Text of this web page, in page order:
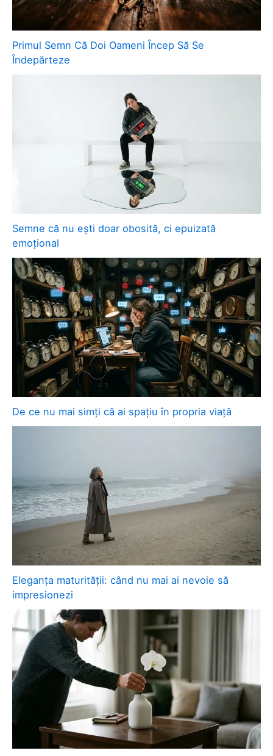
Primul Semn Că Doi Oameni Încep Să Se
Îndepărteze
Semne că nu ești doar obosită, ci epuizată
emoțional
De ce nu mai simți că ai spațiu în propria viață
Eleganța maturității: când nu mai ai nevoie să
impresionezi